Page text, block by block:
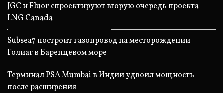
JGC и Fluor спроектируют вторую очередь проекта
LNG Canada
Subsea7 построит газопровод на месторождении
Голиат в Баренцевом море
Терминал PSA Mumbai в Индии удвоил мощность
после расширения